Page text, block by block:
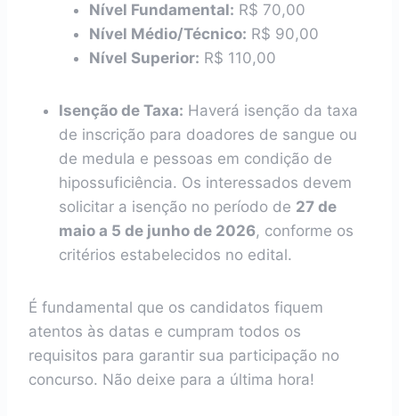
Nível Fundamental: R$ 70,00
Nível Médio/Técnico: R$ 90,00
Nível Superior: R$ 110,00
Isenção de Taxa: Haverá isenção da taxa
de inscrição para doadores de sangue ou
de medula e pessoas em condição de
hipossuficiência. Os interessados devem
solicitar a isenção no período de 27 de
maio a 5 de junho de 2026, conforme os
critérios estabelecidos no edital.
É fundamental que os candidatos fiquem
atentos às datas e cumpram todos os
requisitos para garantir sua participação no
concurso. Não deixe para a última hora!